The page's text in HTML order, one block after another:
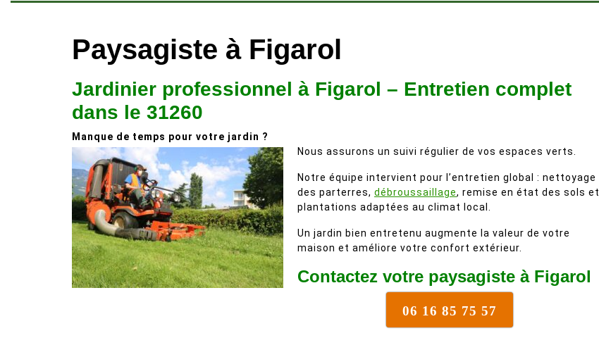
Paysagiste à Figarol
Jardinier professionnel à Figarol – Entretien complet
dans le 31260
Manque de temps pour votre jardin ?
Nous assurons un suivi régulier de vos espaces verts.
Notre équipe intervient pour l’entretien global : nettoyage
des parterres, débroussaillage, remise en état des sols et
plantations adaptées au climat local.
Un jardin bien entretenu augmente la valeur de votre
maison et améliore votre confort extérieur.
Contactez votre paysagiste à Figarol
06 16 85 75 57